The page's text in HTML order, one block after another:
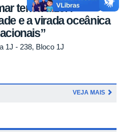
tem a dizer?
e a virada oceânica
1J - 238, Bloco 1J
VEJA MAIS